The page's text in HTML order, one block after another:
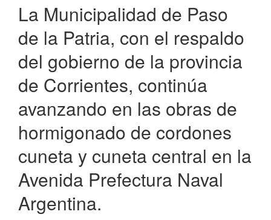
la
Patria
La Municipalidad de Paso
de la Patria, con el respaldo
del gobierno de la provincia
de Corrientes, continúa
avanzando en las obras de
hormigonado de cordones
cuneta y cuneta central en la
Avenida Prefectura Naval
Argentina.